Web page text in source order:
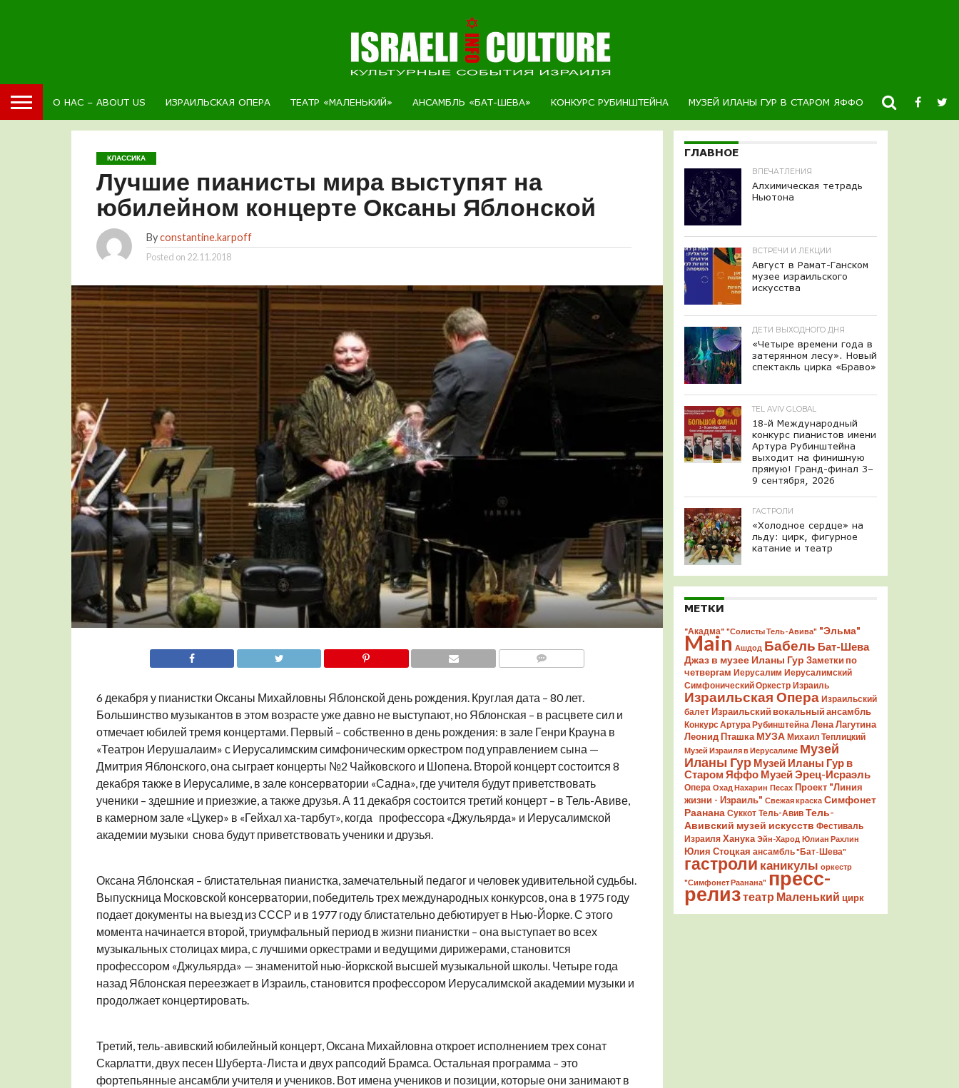
О НАС – ABOUT US ИЗРАИЛЬСКАЯ ОПЕРА ТЕАТР «МАЛЕНЬКИЙ» АНСАМБЛЬ «БАТ-ШЕВА» КОНКУРС РУБИНШТЕЙНА МУЗЕЙ ИЛАНЫ ГУР В СТАРОМ ЯФФО НОВОСТИ
КЛАССИКА
Лучшие пианисты мира выступят на
юбилейном концерте Оксаны Яблонской
Byconstantine.karpoff
Posted on 22.11.2018
6 декабря у пианистки Оксаны Михайловны Яблонской день рождения. Круглая дата – 80 лет.
Большинство музыкантов в этом возрасте уже давно не выступают, но Яблонская – в расцвете сил и
отмечает юбилей тремя концертами. Первый – собственно в день рождения: в зале Генри Крауна в
«Театрон Иерушалаим» с Иерусалимским симфоническим оркестром под управлением сына —
Дмитрия Яблонского, она сыграет концерты №2 Чайковского и Шопена. Второй концерт состоится 8
декабря также в Иерусалиме, в зале консерватории «Садна», где учителя будут приветствовать
ученики – здешние и приезжие, а также друзья. А 11 декабря состоится третий концерт – в Тель-Авиве,
в камерном зале «Цукер» в «Гейхал ха-тарбут», когда профессора «Джульярда» и Иерусалимской
академии музыки снова будут приветствовать ученики и друзья.
Оксана Яблонская – блистательная пианистка, замечательный педагог и человек удивительной судьбы.
Выпускница Московской консерватории, победитель трех международных конкурсов, она в 1975 году
подает документы на выезд из СССР и в 1977 году блистательно дебютирует в Нью-Йорке. С этого
момента начинается второй, триумфальный период в жизни пианистки – она выступает во всех
музыкальных столицах мира, с лучшими оркестрами и ведущими дирижерами, становится
профессором «Джульярда» — знаменитой нью-йоркской высшей музыкальной школы. Четыре года
назад Яблонская переезжает в Израиль, становится профессором Иерусалимской академии музыки и
продолжает концертировать.
Третий, тель-авивский юбилейный концерт, Оксана Михайловна откроет исполнением трех сонат
Скарлатти, двух песен Шуберта-Листа и двух рапсодий Брамса. Остальная программа – это
фортепьянные ансамбли учителя и учеников. Вот имена учеников и позиции, которые они занимают в
ГЛАВНОЕ
ВПЕЧАТЛЕНИЯ
Алхимическая тетрадь
Ньютона
ВСТРЕЧИ И ЛЕКЦИИ
Август в Рамат-Ганском
музее израильского
искусства
ДЕТИ ВЫХОДНОГО ДНЯ
«Четыре времени года в
затерянном лесу». Новый
спектакль цирка «Браво»
TEL AVIV GLOBAL
18-й Международный
конкурс пианистов имени
Артура Рубинштейна
выходит на финишную
прямую! Гранд-финал 3–
9 сентября, 2026
ГАСТРОЛИ
«Холодное сердце» на
льду: цирк, фигурное
катание и театр
МЕТКИ
"Акадма" "Солисты Тель-Авива" "Эльма"
Main Ашдод Бабель Бат-Шева
Джаз в музее Иланы Гур Заметки по
четвергам Иерусалим Иерусалимский
Симфонический Оркестр Израиль
Израильская Опера Израильский
балет Израильский вокальный ансамбль
Конкурс Артура Рубинштейна Лена Лагутина
Леонид Пташка МУЗА Михаил Теплицкий
Музей Израиля в Иерусалиме Музей
Иланы Гур Музей Иланы Гур в
Старом Яффо Музей Эрец-Исраэль
Опера Охад Нахарин Песах Проект "Линия
жизни - Израиль" Свежая краска Симфонет
Раанана Суккот Тель-Авив Тель-
Авивский музей искусств Фестиваль
Израиля Ханука Эйн-Харод Юлиан Рахлин
Юлия Стоцкая ансамбль "Бат-Шева"
гастроли каникулы оркестр
"Симфонет Раанана" пресс-
релизтеатр Маленький цирк